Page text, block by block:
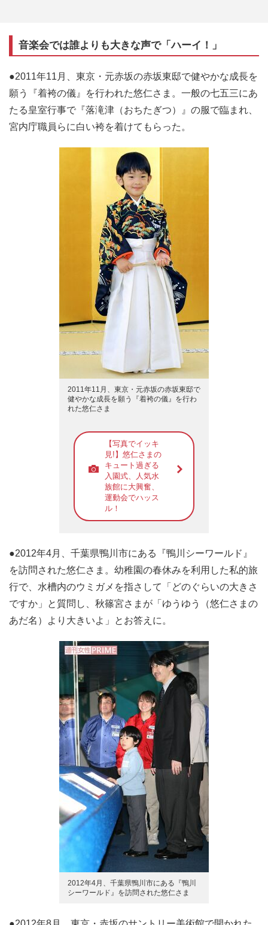
音楽会では誰よりも大きな声で「ハーイ！」
●2011年11月、東京・元赤坂の赤坂東邸で健やかな成長を
願う『着袴の儀』を行われた悠仁さま。一般の七五三にあ
たる皇室行事で『落滝津（おちたぎつ）』の服で臨まれ、
宮内庁職員らに白い袴を着けてもらった。
2011年11月、東京・元赤坂の赤坂東邸で
健やかな成長を願う『着袴の儀』を行わ
れた悠仁さま
【写真でイッキ
見!】悠仁さまの
キュート過ぎる
入園式、人気水
族館に大興奮、
運動会でハッス
ル！
●2012年4月、千葉県鴨川市にある『鴨川シーワールド』
を訪問された悠仁さま。幼稚園の春休みを利用した私的旅
行で、水槽内のウミガメを指さして「どのぐらいの大きさ
ですか」と質問し、秋篠宮さまが「ゆうゆう（悠仁さまの
あだ名）より大きいよ」とお答えに。
2012年4月、千葉県鴨川市にある『鴨川
シーワールド』を訪問された悠仁さま